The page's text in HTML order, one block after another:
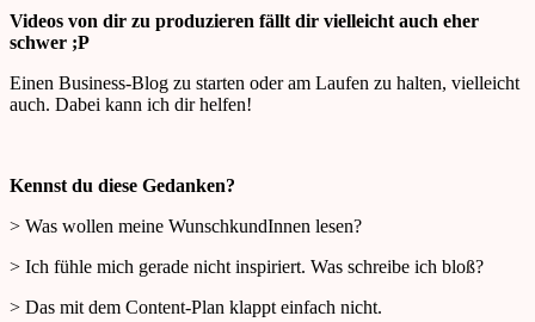
Videos von dir zu produzieren fällt dir vielleicht auch eher
schwer ;P
Einen Business-Blog zu starten oder am Laufen zu halten, vielleicht
auch. Dabei kann ich dir helfen!
Kennst du diese Gedanken?
> Was wollen meine WunschkundInnen lesen?
> Ich fühle mich gerade nicht inspiriert. Was schreibe ich bloß?
> Das mit dem Content-Plan klappt einfach nicht.